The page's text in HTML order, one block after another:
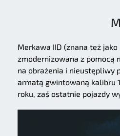
Merkawa IID (znana też
zmodernizowana z pomocą
na obrażenia i nieustępliwy
armatą gwintowaną kalibru
roku, zaś ostatnie pojazdy